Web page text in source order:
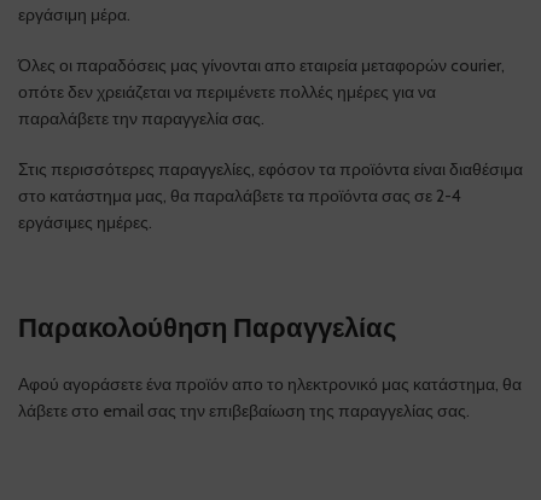
εργάσιμη μέρα.
Όλες οι παραδόσεις μας γίνονται απο εταιρεία μεταφορών courier,
οπότε δεν χρειάζεται να περιμένετε πολλές ημέρες για να
παραλάβετε την παραγγελία σας.
Στις περισσότερες παραγγελίες, εφόσον τα προϊόντα είναι διαθέσιμα
στο κατάστημα μας, θα παραλάβετε τα προϊόντα σας σε 2-4
εργάσιμες ημέρες.
Παρακολούθηση Παραγγελίας
Αφού αγοράσετε ένα προϊόν απο το ηλεκτρονικό μας κατάστημα, θα
λάβετε στο email σας την επιβεβαίωση της παραγγελίας σας.